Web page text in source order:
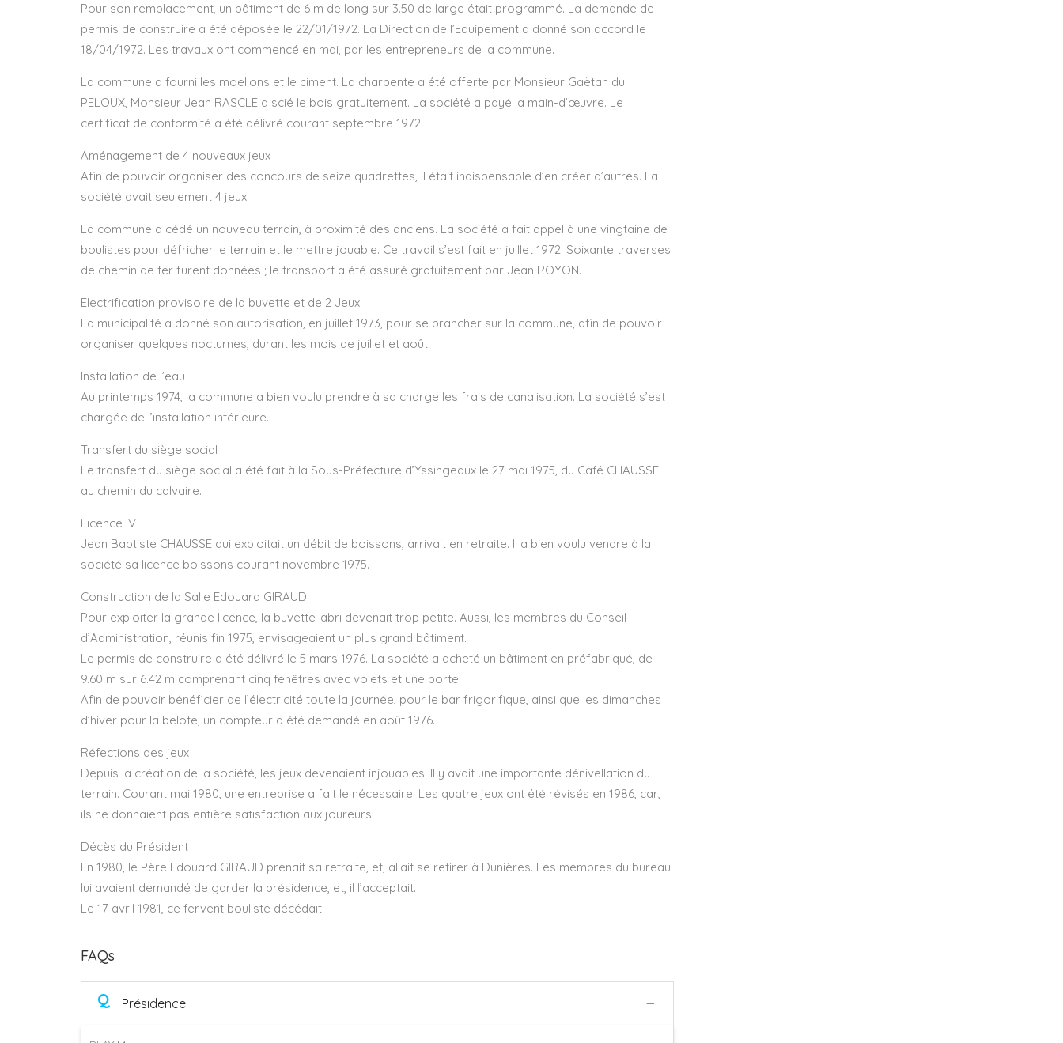
Pour son remplacement, un bâtiment de 6 m de long sur 3.50 de large était programmé. La demande de
permis de construire a été déposée le 22/01/1972. La Direction de l’Equipement a donné son accord le
18/04/1972. Les travaux ont commencé en mai, par les entrepreneurs de la commune.
La commune a fourni les moellons et le ciment. La charpente a été offerte par Monsieur Gaëtan du
PELOUX, Monsieur Jean RASCLE a scié le bois gratuitement. La société a payé la main-d’œuvre. Le
certificat de conformité a été délivré courant septembre 1972.
Aménagement de 4 nouveaux jeux
Afin de pouvoir organiser des concours de seize quadrettes, il était indispensable d’en créer d’autres. La
société avait seulement 4 jeux.
La commune a cédé un nouveau terrain, à proximité des anciens. La société a fait appel à une vingtaine de
boulistes pour défricher le terrain et le mettre jouable. Ce travail s’est fait en juillet 1972. Soixante traverses
de chemin de fer furent données ; le transport a été assuré gratuitement par Jean ROYON.
Electrification provisoire de la buvette et de 2 Jeux
La municipalité a donné son autorisation, en juillet 1973, pour se brancher sur la commune, afin de pouvoir
organiser quelques nocturnes, durant les mois de juillet et août.
Installation de l’eau
Au printemps 1974, la commune a bien voulu prendre à sa charge les frais de canalisation. La société s’est
chargée de l’installation intérieure.
Transfert du siège social
Le transfert du siège social a été fait à la Sous-Préfecture d’Yssingeaux le 27 mai 1975, du Café CHAUSSE
au chemin du calvaire.
Licence IV
Jean Baptiste CHAUSSE qui exploitait un débit de boissons, arrivait en retraite. Il a bien voulu vendre à la
société sa licence boissons courant novembre 1975.
Construction de la Salle Edouard GIRAUD
Pour exploiter la grande licence, la buvette-abri devenait trop petite. Aussi, les membres du Conseil
d’Administration, réunis fin 1975, envisageaient un plus grand bâtiment.
Le permis de construire a été délivré le 5 mars 1976. La société a acheté un bâtiment en préfabriqué, de
9.60 m sur 6.42 m comprenant cinq fenêtres avec volets et une porte.
Afin de pouvoir bénéficier de l’électricité toute la journée, pour le bar frigorifique, ainsi que les dimanches
d’hiver pour la belote, un compteur a été demandé en août 1976.
Réfections des jeux
Depuis la création de la société, les jeux devenaient injouables. Il y avait une importante dénivellation du
terrain. Courant mai 1980, une entreprise a fait le nécessaire. Les quatre jeux ont été révisés en 1986, car,
ils ne donnaient pas entière satisfaction aux joureurs.
Décès du Président
En 1980, le Père Edouard GIRAUD prenait sa retraite, et, allait se retirer à Dunières. Les membres du bureau
lui avaient demandé de garder la présidence, et, il l’acceptait.
Le 17 avril 1981, ce fervent bouliste décédait.
FAQs
Q Présidence